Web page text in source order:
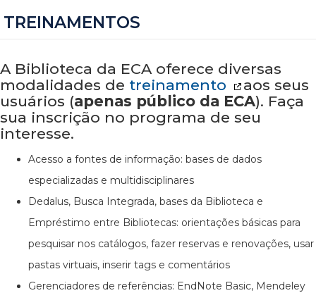
TREINAMENTOS
A Biblioteca da ECA oferece diversas
modalidades de treinamento
aos seus
usuários (apenas público da ECA). Faça
sua inscrição no programa de seu
interesse.
Acesso a fontes de informação: bases de dados
especializadas e multidisciplinares
Dedalus, Busca Integrada, bases da Biblioteca e
Empréstimo entre Bibliotecas: orientações básicas para
pesquisar nos catálogos, fazer reservas e renovações, usar
pastas virtuais, inserir tags e comentários
Gerenciadores de referências: EndNote Basic, Mendeley